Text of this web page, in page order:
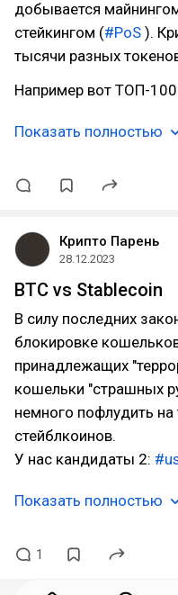
добывается
стейкингом (#PoS ).
тысячи разных
Например вот ТОП-100
Показать полностью
Крипто Парень
28.12.2023
BTC vs Stablecoin
В силу последних
блокировке
принадлежащих
кошельки "страшных
немного пофлудить на
стейблкоинов.
У нас кандидаты 2:
Показать полностью
1